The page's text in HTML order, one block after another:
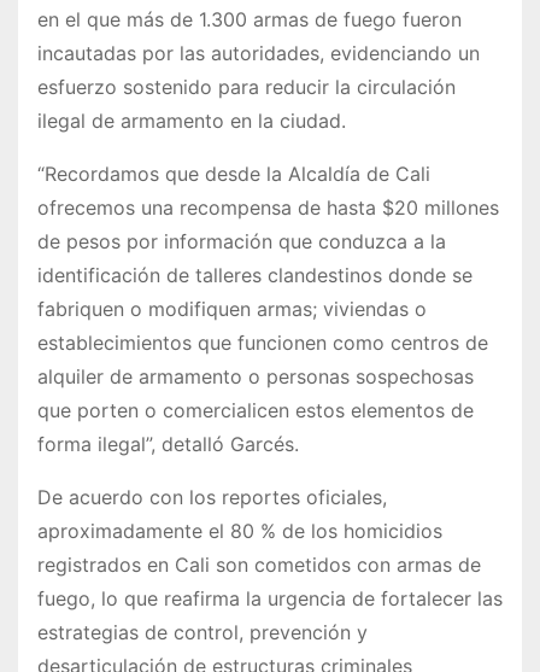
en el que más de 1.300 armas de fuego fueron
incautadas por las autoridades, evidenciando un
esfuerzo sostenido para reducir la circulación
ilegal de armamento en la ciudad.
“Recordamos que desde la Alcaldía de Cali
ofrecemos una recompensa de hasta $20 millones
de pesos por información que conduzca a la
identificación de talleres clandestinos donde se
fabriquen o modifiquen armas; viviendas o
establecimientos que funcionen como centros de
alquiler de armamento o personas sospechosas
que porten o comercialicen estos elementos de
forma ilegal”, detalló Garcés.
De acuerdo con los reportes oficiales,
aproximadamente el 80 % de los homicidios
registrados en Cali son cometidos con armas de
fuego, lo que reafirma la urgencia de fortalecer las
estrategias de control, prevención y
desarticulación de estructuras criminales